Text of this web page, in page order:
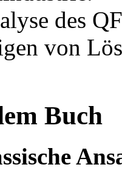
des
von
Buch